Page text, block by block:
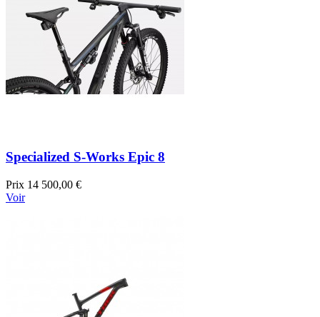
Specialized S-Works Epic 8
Prix 14 500,00 €
Voir